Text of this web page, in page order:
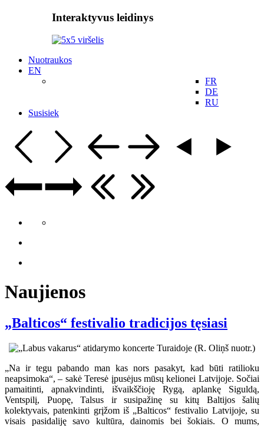
Interaktyvus leidinys
Nuotraukos
EN
FR
DE
RU
Susisiek
Naujienos
„Balticos“ festivalio tradicijos tęsiasi
„Na ir tegu pabando man kas nors pasakyt, kad būti ratilioku
neapsimoka“, – sakė Teresė įpusėjus mūsų kelionei Latvijoje. Sočiai
pamaitinti, apnakvindinti, išvaikščioję Rygą, aplankę Siguldą,
Ventspilį, Puopę, Talsus ir susipažinę su kitų Baltijos šalių
kolektyvais, patenkinti grįžom iš „Balticos“ festivalio Latvijoje, su
visais pasidaliję savo kultūra, dainomis bei šokiais. O mums,